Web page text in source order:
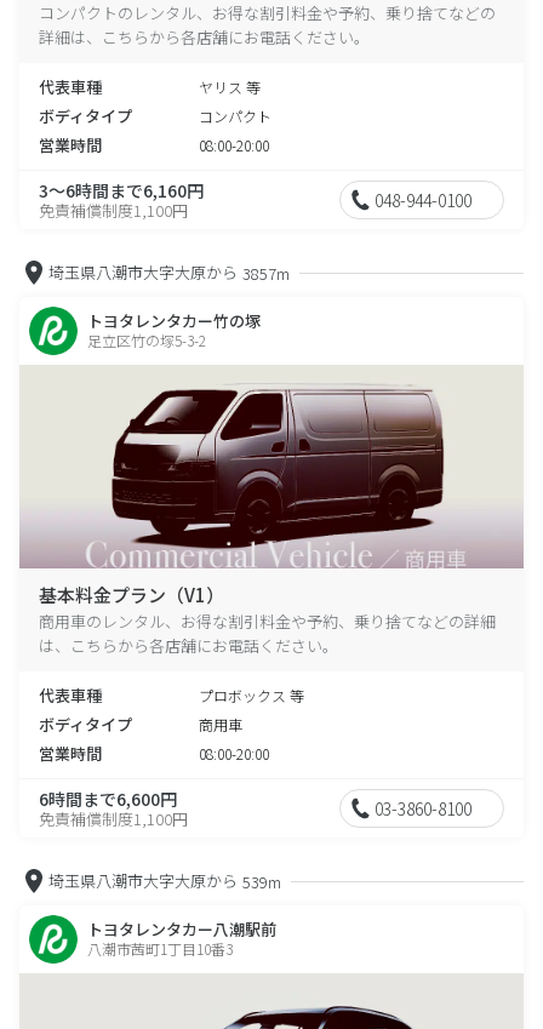
コンパクトのレンタル、お得な割引料金や予約、乗り捨てなどの
詳細は、こちらから各店舗にお電話ください。
代表車種 ヤリス 等
ボディタイプ コンパクト
営業時間 08:00-20:00
3～6時間まで6,160円
免責補償制度1,100円 048-944-0100
埼玉県八潮市大字大原から 3857m
トヨタレンタカー竹の塚
足立区竹の塚5-3-2
基本料金プラン（V1）
商用車のレンタル、お得な割引料金や予約、乗り捨てなどの詳細
は、こちらから各店舗にお電話ください。
代表車種 プロボックス 等
ボディタイプ 商用車
営業時間 08:00-20:00
6時間まで6,600円
免責補償制度1,100円 03-3860-8100
埼玉県八潮市大字大原から 539m
トヨタレンタカー八潮駅前
八潮市茜町1丁目10番3